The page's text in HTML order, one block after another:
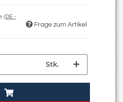
(DE -
Frage zum Artikel
Stk.